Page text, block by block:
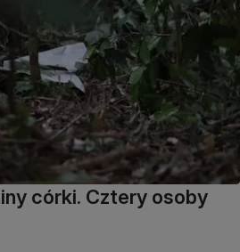
córki. Cztery osoby